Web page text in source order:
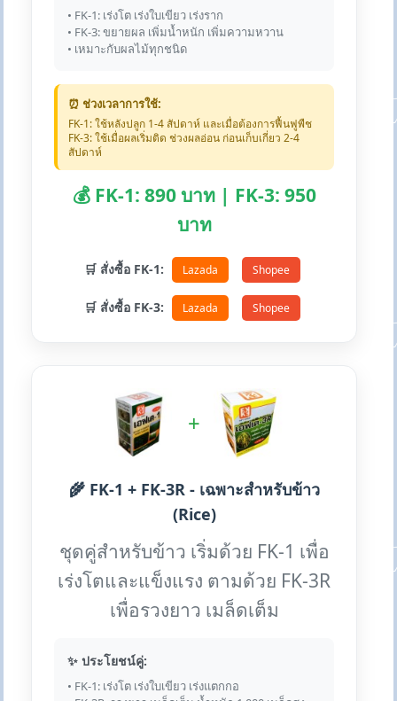
• FK-1: เร่งโต เร่งใบเขียว เร่งราก
• FK-3: ขยายผล เพิ่มน้ำหนัก เพิ่มความหวาน
• เหมาะกับผลไม้ทุกชนิด
⏰ ช่วงเวลาการใช้:
FK-1: ใช้หลังปลูก 1-4 สัปดาห์ และเมื่อต้องการฟื้นฟูพืช
FK-3: ใช้เมื่อผลเริ่มติด ช่วงผลอ่อน ก่อนเก็บเกี่ยว 2-4
สัปดาห์
💰 FK-1: 890 บาท | FK-3: 950
บาท
🛒 สั่งซื้อ FK-1: Lazada Shopee
🛒 สั่งซื้อ FK-3: Lazada Shopee
+
🌾 FK-1 + FK-3R - เฉพาะสำหรับข้าว
(Rice)
ชุดคู่สำหรับข้าว เริ่มด้วย FK-1 เพื่อ
เร่งโตและแข็งแรง ตามด้วย FK-3R
เพื่อรวงยาว เมล็ดเต็ม
✨ ประโยชน์คู่:
• FK-1: เร่งโต เร่งใบเขียว เร่งแตกกอ